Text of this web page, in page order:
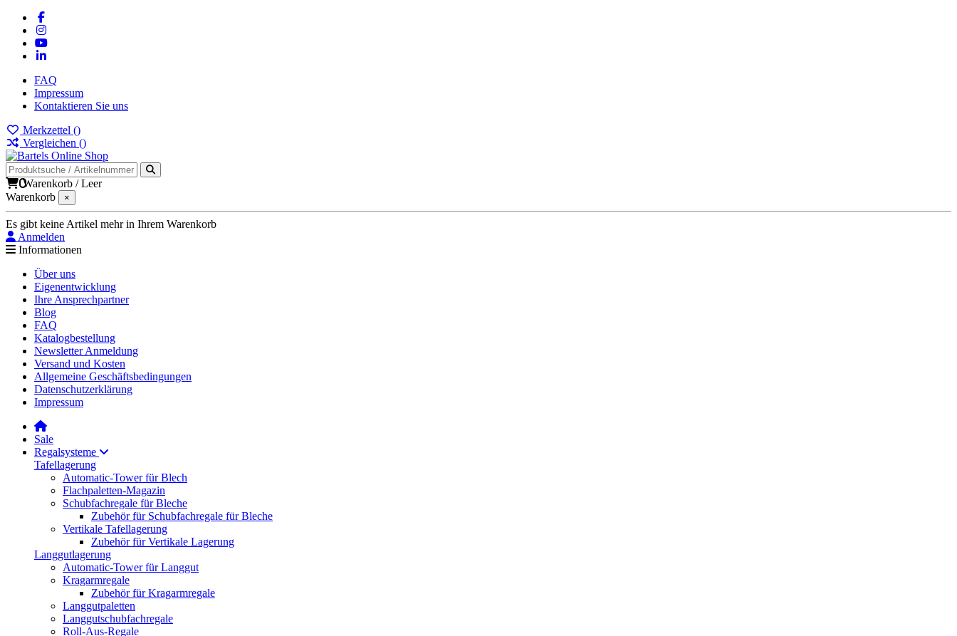
FAQ
Impressum
Kontaktieren Sie uns
Merkzettel ()
Vergleichen ()
0Warenkorb /Leer
Warenkorb
×
Es gibt keine Artikel mehr in Ihrem Warenkorb
Anmelden
Informationen
Über uns
Eigenentwicklung
Ihre Ansprechpartner
Blog
FAQ
Katalogbestellung
Newsletter Anmeldung
Versand und Kosten
Allgemeine Geschäftsbedingungen
Datenschutzerklärung
Impressum
Sale
Regalsysteme
Tafellagerung
Automatic-Tower für Blech
Flachpaletten-Magazin
Schubfachregale für Bleche
Zubehör für Schubfachregale für Bleche
Vertikale Tafellagerung
Zubehör für Vertikale Lagerung
Langgutlagerung
Automatic-Tower für Langgut
Kragarmregale
Zubehör für Kragarmregale
Langgutpaletten
Langgutschubfachregale
Roll-Aus-Regale